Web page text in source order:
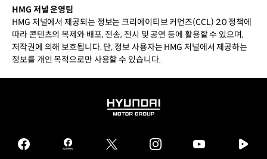
HMG 저널 운영팀
HMG 저널에서 제공되는 정보는 크리에이티브 커먼즈(CCL) 2.0 정책에
따라 콘텐츠의 복제와 배포, 전송, 전시 및 공연 등에 활용할 수 있으며,
저작권에 의해 보호됩니다. 단, 정보 사용자는 HMG 저널에서 제공하는
정보를 개인 목적으로만 사용할 수 있습니다.
HYUNDAI
GROUP
facebook
hmg
twitter instagram